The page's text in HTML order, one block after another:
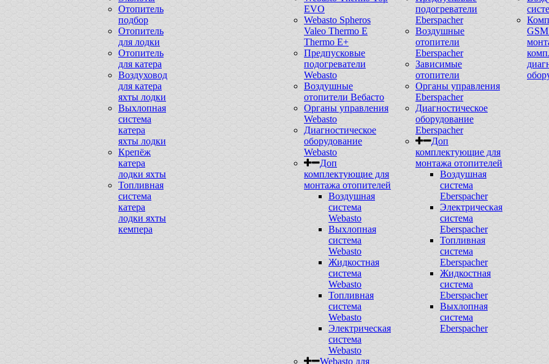
Отопитель
подбор
Отопитель
для лодки
Отопитель
для катера
Воздуховод
для катера
яхты лодки
Выхлопная
система
катера
яхты лодки
Крепёж
катера
лодки яхты
Топливная
система
катера
лодки яхты
кемпера
EVO
Webasto Spheros
Valeo Thermo E
Thermo E+
Предпусковые
подогреватели
Webasto
Воздушные
отопители Вебасто
Органы управления
Webasto
Диагностическое
оборудование
Webasto
Доп
комплектующие для
монтажа отопителей
Воздушная
система
Webasto
Выхлопная
система
Webasto
Жидкостная
система
Webasto
Топливная
система
Webasto
Электрическая
система
Webasto
Webasto для
подогреватели
Eberspacher
Воздушные
отопители
Eberspacher
Зависимые
отопители
Органы управления
Eberspacher
Диагностическое
оборудование
Eberspacher
Доп
комплектующие для
монтажа отопителей
Воздушная
система
Eberspacher
Электрическая
система
Eberspacher
Топливная
система
Eberspacher
Жидкостная
система
Eberspacher
Выхлопная
система
Eberspacher